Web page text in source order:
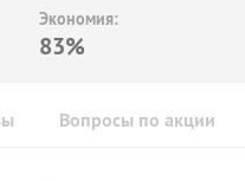
Экономия:
83%
Вопросы по акции